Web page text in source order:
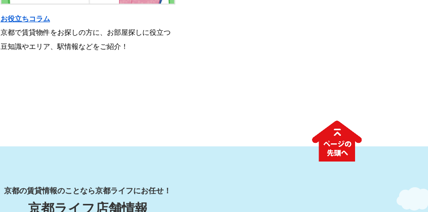
お役立ちコラム
京都で賃貸物件をお探しの方に、お部屋探しに役立つ
豆知識やエリア、駅情報などをご紹介！
京都の賃貸情報のことなら京都ライフにお任せ！
京都ライフ店舗情報